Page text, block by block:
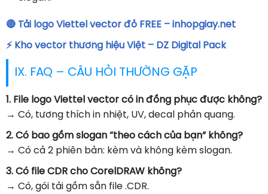
🔴 Tải logo Viettel vector đỏ FREE – inhopgiay.net
⚡ Kho vector thương hiệu Việt – DZ Digital Pack
IX. FAQ – CÂU HỎI THƯỜNG GẶP
1. File logo Viettel vector có in đồng phục được không?
→ Có, tương thích in nhiệt, UV, decal phản quang.
2. Có bao gồm slogan “theo cách của bạn” không?
→ Có cả 2 phiên bản: kèm và không kèm slogan.
3. Có file CDR cho CorelDRAW không?
→ Có, gói tải gồm sẵn file .CDR.